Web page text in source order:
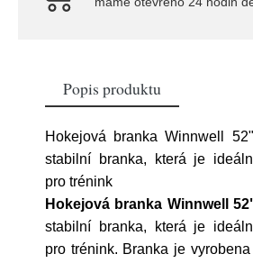
Popis produktu
Hokejová branka Winnwell
stabilní branka, která je
pro trénink
Hokejová branka Winnwell
stabilní branka, která je
pro trénink. Branka je